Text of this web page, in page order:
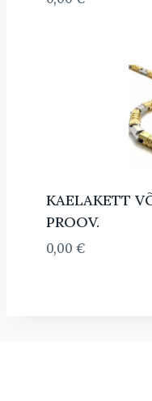
KAELAKETT
PROOV.
0,00 €